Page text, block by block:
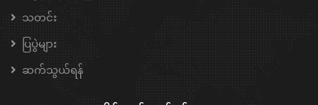
သတင်း
ပြပွဲများ
ဆက်သွယ်ရန်